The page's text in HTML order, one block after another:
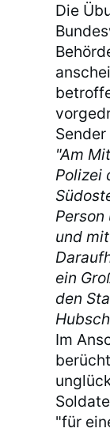
Die
Sender
"Am
Polizei
und
ein
den
Im
"für